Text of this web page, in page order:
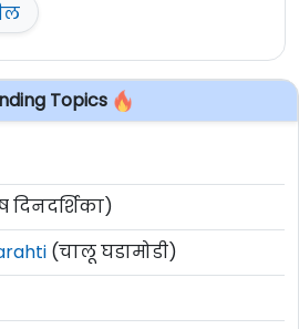
Topics
दिनदर्शिका)
(चालू घडामोडी)